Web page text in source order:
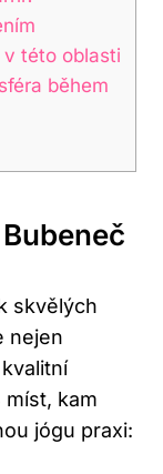
této oblasti
během
skvělých
nejen
kam
jógu praxi: